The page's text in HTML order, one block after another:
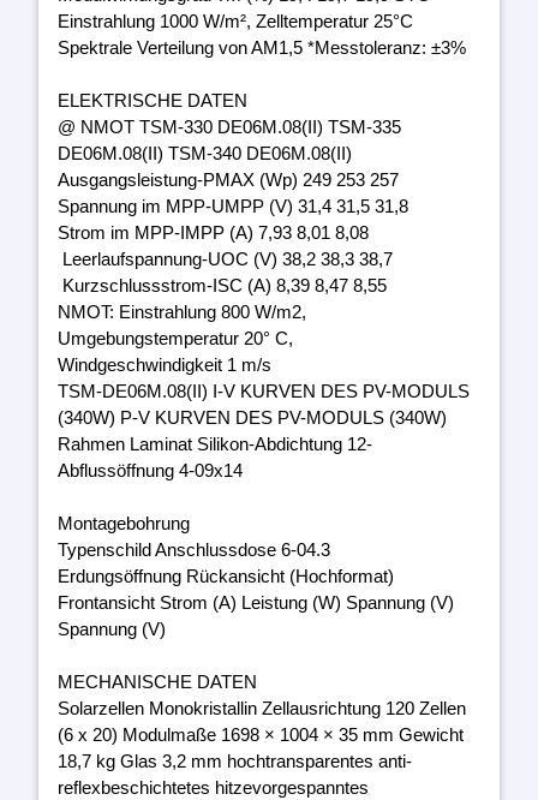
Einstrahlung 1000 W/m², Zelltemperatur 25°C
Spektrale Verteilung von AM1,5 *Messtoleranz: ±3%
ELEKTRISCHE DATEN
@ NMOT TSM-330 DE06M.08(II) TSM-335
DE06M.08(II) TSM-340 DE06M.08(II)
Ausgangsleistung-PMAX (Wp) 249 253 257
Spannung im MPP-UMPP (V) 31,4 31,5 31,8
Strom im MPP-IMPP (A) 7,93 8,01 8,08
Leerlaufspannung-UOC (V) 38,2 38,3 38,7
Kurzschlussstrom-ISC (A) 8,39 8,47 8,55
NMOT: Einstrahlung 800 W/m2,
Umgebungstemperatur 20° C,
Windgeschwindigkeit 1 m/s
TSM-DE06M.08(II) I-V KURVEN DES PV-MODULS
(340W) P-V KURVEN DES PV-MODULS (340W)
Rahmen Laminat Silikon-Abdichtung 12-
Abflussöffnung 4-09x14
Montagebohrung
Typenschild Anschlussdose 6-04.3
Erdungsöffnung Rückansicht (Hochformat)
Frontansicht Strom (A) Leistung (W) Spannung (V)
Spannung (V)
MECHANISCHE DATEN
Solarzellen Monokristallin Zellausrichtung 120 Zellen
(6 x 20) Modulmaße 1698 × 1004 × 35 mm Gewicht
18,7 kg Glas 3,2 mm hochtransparentes anti-
reflexbeschichtetes hitzevorgespanntes